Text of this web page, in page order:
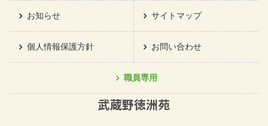
武蔵野徳洲苑
お知らせ サイトマップ
個人情報保護方針 お問い合わせ
職員専用